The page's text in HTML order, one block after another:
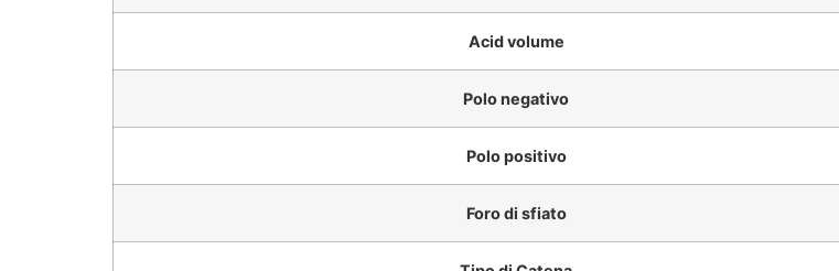
Acid volume
Polo negativo
Polo positivo
Foro di sfiato